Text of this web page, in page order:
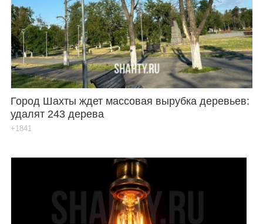
Город Шахты ждет массовая вырубка деревьев:
удалят 243 дерева
+1841